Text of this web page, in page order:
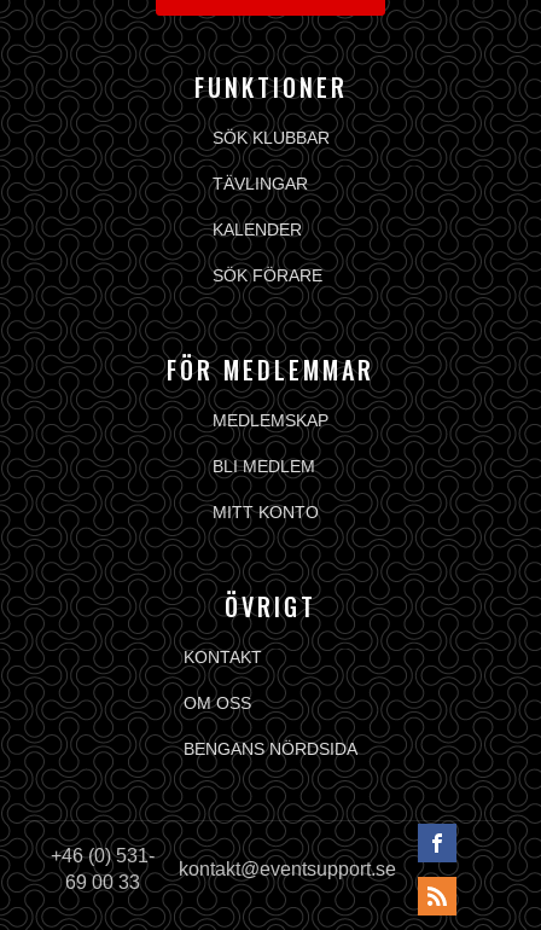
FUNKTIONER
SÖK KLUBBAR
TÄVLINGAR
KALENDER
SÖK FÖRARE
FÖR MEDLEMMAR
MEDLEMSKAP
BLI MEDLEM
MITT KONTO
ÖVRIGT
KONTAKT
OM OSS
BENGANS NÖRDSIDA
+46 (0) 531-
69 00 33
kontakt@eventsupport.se